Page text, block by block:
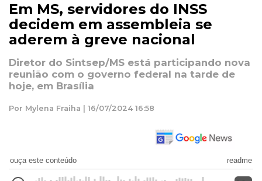
Em MS, servidores do INSS
decidem em assembleia se
aderem à greve nacional
Diretor do Sintsep/MS está participando nova
reunião com o governo federal na tarde de
hoje, em Brasília
Por Mylena Fraiha | 16/07/2024 16:58
ouça este conteúdo readme